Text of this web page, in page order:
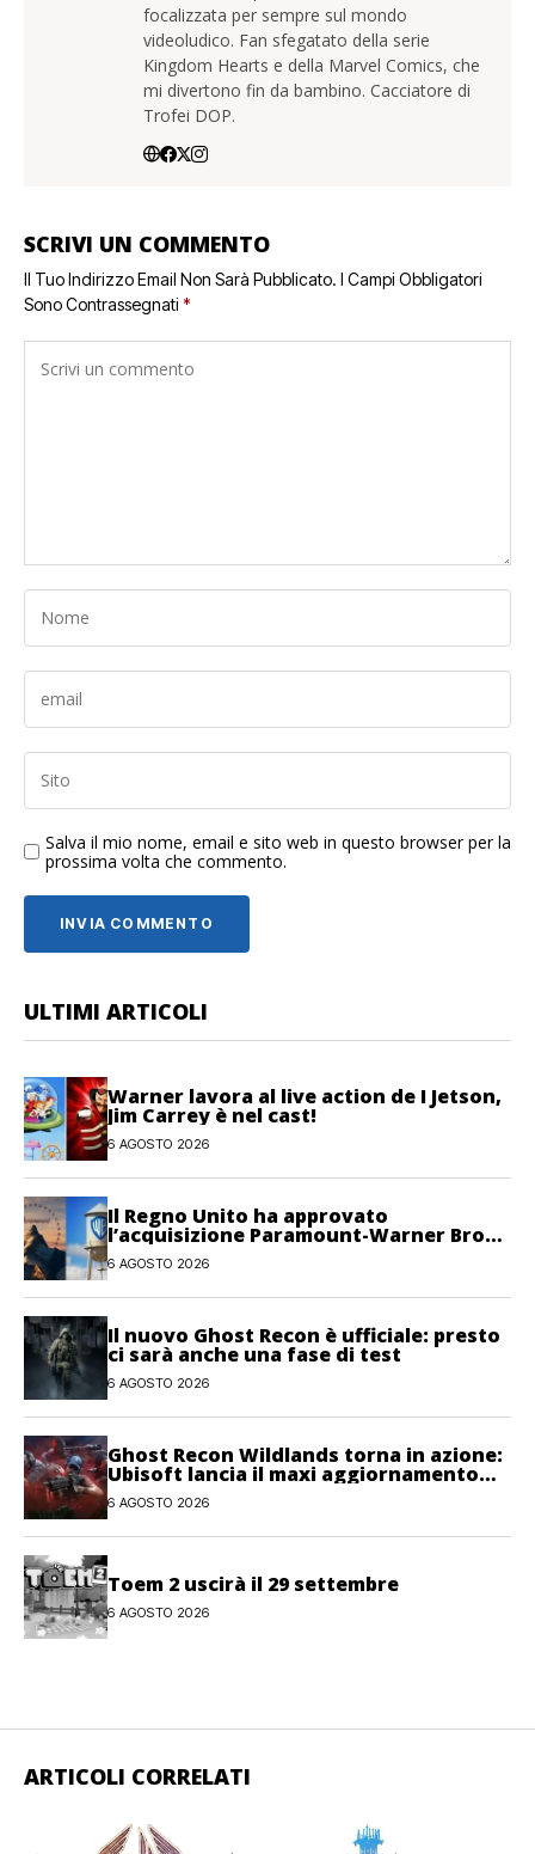
focalizzata per sempre sul mondo
videoludico. Fan sfegatato della serie
Kingdom Hearts e della Marvel Comics, che
mi divertono fin da bambino. Cacciatore di
Trofei DOP.
SCRIVI UN COMMENTO
Il Tuo Indirizzo Email Non Sarà Pubblicato. I Campi Obbligatori
Sono Contrassegnati *
Salva il mio nome, email e sito web in questo browser per la
prossima volta che commento.
ULTIMI ARTICOLI
Warner lavora al live action de I Jetson,
Jim Carrey è nel cast!
6 AGOSTO 2026
Il Regno Unito ha approvato
l’acquisizione Paramount-Warner Bros
Discovery
6 AGOSTO 2026
Il nuovo Ghost Recon è ufficiale: presto
ci sarà anche una fase di test
6 AGOSTO 2026
Ghost Recon Wildlands torna in azione:
Ubisoft lancia il maxi aggiornamento
gratuito Last Rites
6 AGOSTO 2026
Toem 2 uscirà il 29 settembre
6 AGOSTO 2026
ARTICOLI CORRELATI